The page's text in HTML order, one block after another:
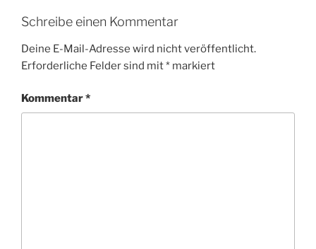
Schreibe einen Kommentar
Deine E-Mail-Adresse wird nicht veröffentlicht.
Erforderliche Felder sind mit* markiert
Kommentar*